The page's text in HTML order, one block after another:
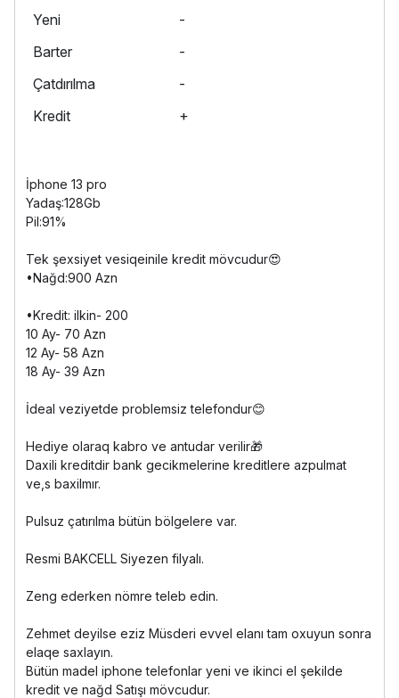
Yeni
-
Barter
-
Çatdırılma
-
Kredit
+
İphone 13 pro
Yadaş:128Gb
Pil:91%
Tek şexsiyet vesiqeinile kredit mövcudur😍
•Nağd:900 Azn
•Kredit: ilkin- 200
10 Ay- 70 Azn
12 Ay- 58 Azn
18 Ay- 39 Azn
İdeal veziyetde problemsiz telefondur😊
Hediye olaraq kabro ve antudar verilir🎁
Daxili kreditdir bank gecikmelerine kreditlere azpulmat
ve,s baxilmır.
Pulsuz çatırılma bütün bölgelere var.
Resmi BAKCELL Siyezen filyalı.
Zeng ederken nömre teleb edin.
Zehmet deyilse eziz Müsderi evvel elanı tam oxuyun sonra
elaqe saxlayın.
Bütün madel iphone telefonlar yeni ve ikinci el şekilde
kredit ve nağd Satışı mövcudur.